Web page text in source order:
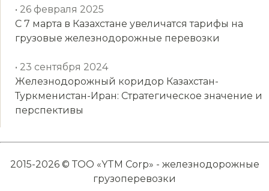
• 26 февраля 2025
С 7 марта в Казахстане увеличатся тарифы на
грузовые железнодорожные перевозки
• 23 сентября 2024
Железнодорожный коридор Казахстан-
Туркменистан-Иран: Стратегическое значение и
перспективы
2015-2026 © ТОО «YTM Corp» - железнодорожные
грузоперевозки